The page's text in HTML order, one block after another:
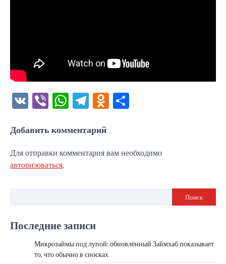
VK ViberWhatsApp
Telegram
Odnoklassniki
Добавить комментарий
Для отправки комментария вам необходимо
авторизоваться.
Поиск
Последние записи
Микрозаймы под лупой: обновлённый Займхаб показывает
то, что обычно в сносках